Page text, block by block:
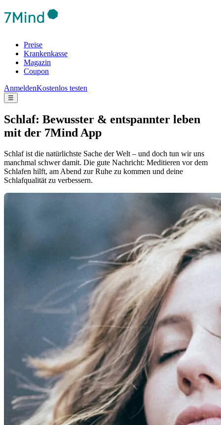
Preise
Krankenkasse
Magazin
Coupon
AnmeldenKostenlos testen
☰
Schlaf: Bewusster & entspannter leben
mit der 7Mind App
Schlaf ist die natürlichste Sache der Welt – und doch tun wir uns
manchmal schwer damit. Die gute Nachricht: Meditieren vor dem
Schlafen hilft, am Abend zur Ruhe zu kommen und deine
Schlafqualität zu verbessern.